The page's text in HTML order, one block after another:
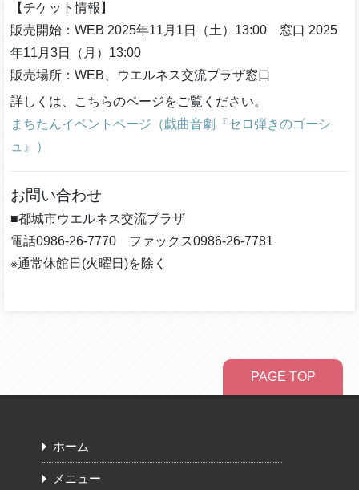
【チケット情報】
販売開始：WEB 2025年11月1日（土）13:00 窓口 2025
年11月3日（月）13:00
販売場所：WEB、ウエルネス交流プラザ窓口
詳しくは、こちらのページをご覧ください。
まちたんイベントページ（戯曲音劇『セロ弾きのゴーシ
ュ』）
お問い合わせ
■都城市ウエルネス交流プラザ
電話0986-26-7770 ファックス0986-26-7781
※通常休館日(火曜日)を除く
PAGE TOP
ホーム
メニュー